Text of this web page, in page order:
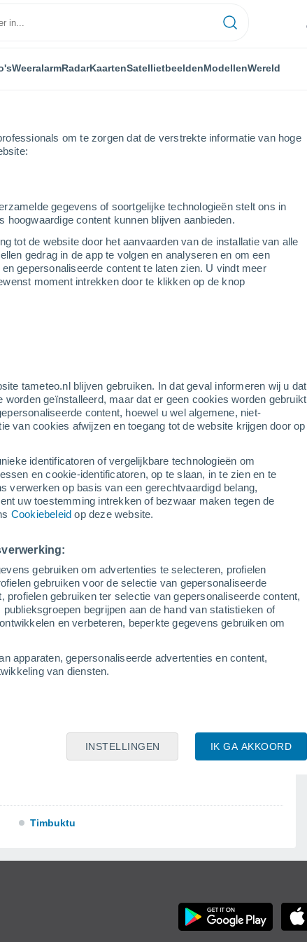
om te zorgen dat de verstrekte informatie van hoge
gegevens of soortgelijke technologieën stelt ons in
content kunnen blijven aanbieden.
tot de website door het aanvaarden van de installatie van alle
gedrag in de app te volgen en analyseren en om een
gepersonaliseerde content te laten zien. U vindt meer
moment intrekken door te klikken op de knop
tameteo.nl blijven gebruiken. In dat geval informeren wij u dat
geïnstalleerd, maar dat er geen cookies worden gebruikt
content, hoewel u wel algemene, niet-
van cookies afwijzen en toegang tot de website krijgen door op
identificatoren of vergelijkbare technologieën om
en cookie-identificatoren, op te slaan, in te zien en te
verwerken op basis van een gerechtvaardigd belang,
uw toestemming intrekken of bezwaar maken tegen de
Cookiebeleid op deze website.
gebruiken om advertenties te selecteren, profielen
gebruiken voor de selectie van gepersonaliseerde
gebruiken ter selectie van gepersonaliseerde content,
begrijpen aan de hand van statistieken of
en verbeteren, beperkte gegevens gebruiken om
apparaten, gepersonaliseerde advertenties en content,
van diensten.
IK GA AKKOORD
INSTELLINGEN
WeeralarmRadarKaartenSatellietbeeldenModellenWereld
Mali
Koutiala
Mopti
Timbuktu